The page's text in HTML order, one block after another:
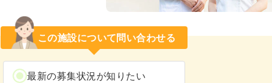
この施設について問い合わせる
最新の募集状況が知りたい